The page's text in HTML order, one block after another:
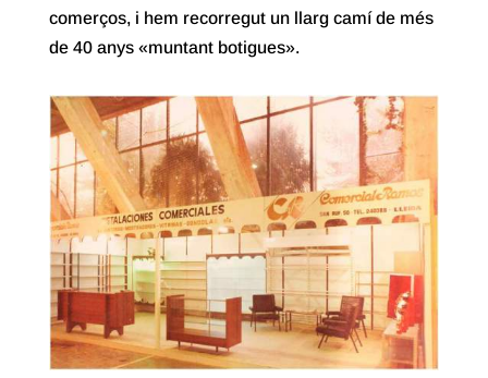
comerços, i hem recorregut un llarg camí de més
de 40 anys «muntant botigues».